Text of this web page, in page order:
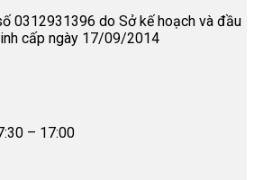
0312931396 do Sở kế hoạch và đầu
cấp ngày 17/09/2014
– 17:00